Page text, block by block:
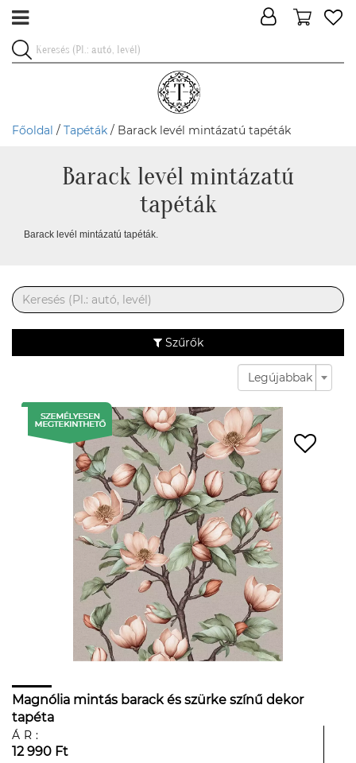
Főoldal / Tapéták / Barack levél mintázatú tapéták
Barack levél mintázatú
tapéták
Barack levél mintázatú tapéták.
Szűrők
Legújabbak
Magnólia mintás barack és szürke színű dekor
tapéta
ÁR:
12 990 Ft